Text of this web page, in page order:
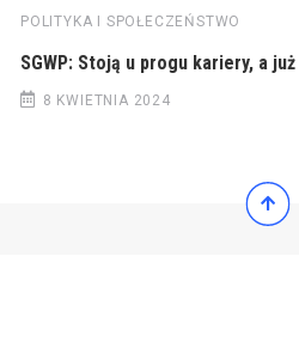
POLITYKA I SPOŁECZEŃSTWO
SGWP: Stoją u progu kariery, a
8 KWIETNIA 2024